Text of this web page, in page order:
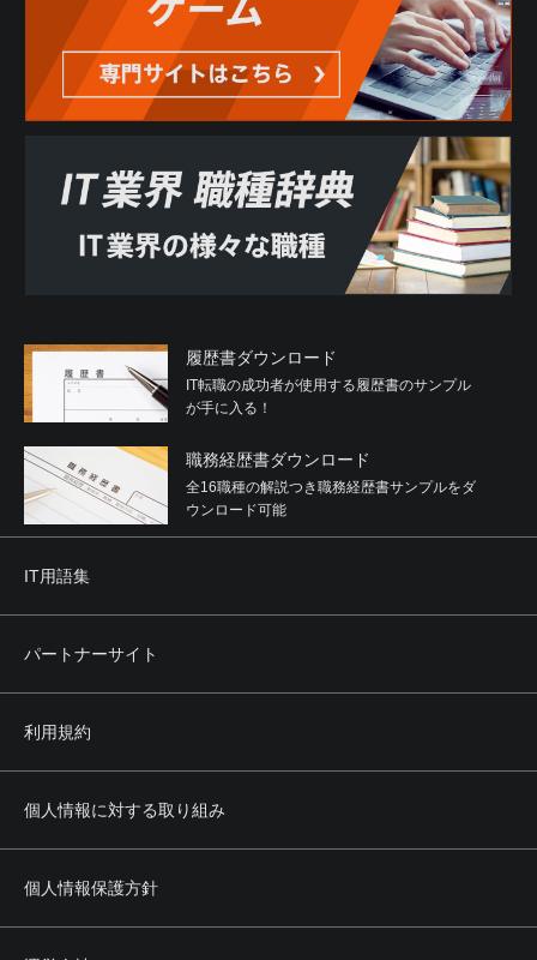
履歴書ダウンロード
IT転職の成功者が使用する履歴書のサンプル
が手に入る！
職務経歴書ダウンロード
全16職種の解説つき職務経歴書サンプルをダ
ウンロード可能
IT用語集
パートナーサイト
利用規約
個人情報に対する取り組み
個人情報保護方針